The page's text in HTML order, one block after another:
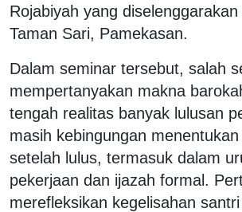
Rojabiyah yang
Taman Sari, Pamekasan.
Dalam seminar tersebut, salah
mempertanyakan makna
tengah realitas banyak lulusan
masih kebingungan
setelah lulus, termasuk dalam
pekerjaan dan ijazah formal.
merefleksikan kegelisahan